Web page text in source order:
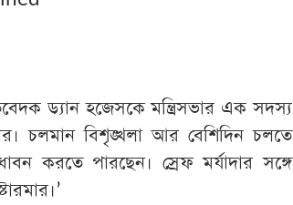
ড্যান হজেসকে মন্ত্রিসভার এক সদস্য
চলমান বিশৃঙ্খলা আর বেশিদিন চলতে
করতে পারছেন। স্রেফ মর্যাদার সঙ্গে